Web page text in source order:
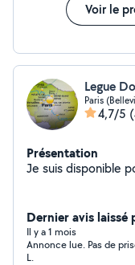
Oracle et PLSQL
Voir le
Legue
Paris
4,7/5
Présentation
Je suis disponible
Dernier avis laissé
Il y a 1 mois
Annonce lue. Pas de
L.